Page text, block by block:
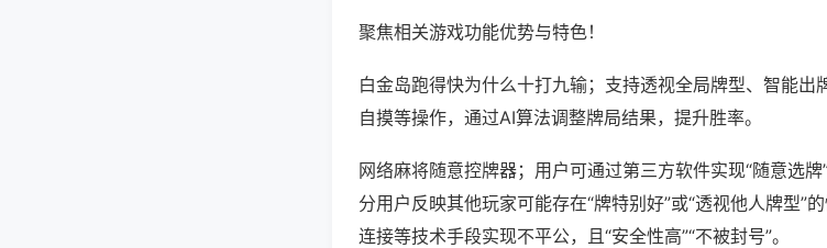
聚焦相关游戏功能优势与特色！
白金岛跑得快为什么十打九输；支持透视全局牌型、智能
自摸等操作，通过AI算法调整牌局结果，提升胜率。
网络麻将随意控牌器；用户可通过第三方软件实现“随意选牌
分用户反映其他玩家可能存在“牌特别好”或“透视他人牌型”
连接等技术手段实现不平公，且“安全性高”“不被封号”。